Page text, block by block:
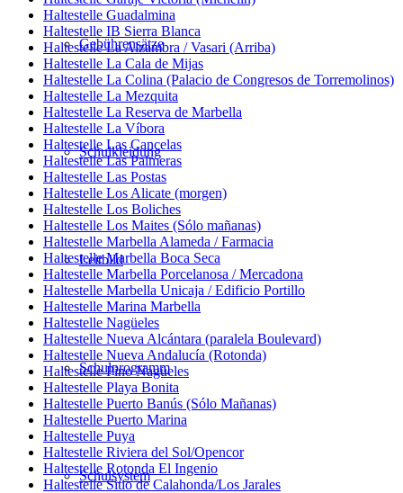
Gebührensätze
Schulkleidung
Leitbild
Schulprogramm
Schulsystem
Haltestelle Guadalmina
Haltestelle IB Sierra Blanca
Haltestelle La Alzambra / Vasari (Arriba)
Haltestelle La Cala de Mijas
Haltestelle La Colina (Palacio de Congresos de Torremolinos)
Haltestelle La Mezquita
Haltestelle La Reserva de Marbella
Haltestelle La Víbora
Haltestelle Las Cancelas
Haltestelle Las Palmeras
Haltestelle Las Postas
Haltestelle Los Alicate (morgen)
Haltestelle Los Boliches
Haltestelle Los Maites (Sólo mañanas)
Haltestelle Marbella Alameda / Farmacia
Haltestelle Marbella Boca Seca
Haltestelle Marbella Porcelanosa / Mercadona
Haltestelle Marbella Unicaja / Edificio Portillo
Haltestelle Marina Marbella
Haltestelle Nagüeles
Haltestelle Nueva Alcántara (paralela Boulevard)
Haltestelle Nueva Andalucía (Rotonda)
Haltestelle Pino Nagüeles
Haltestelle Playa Bonita
Haltestelle Puerto Banús (Sólo Mañanas)
Haltestelle Puerto Marina
Haltestelle Puya
Haltestelle Riviera del Sol/Opencor
Haltestelle Rotonda El Ingenio
Haltestelle Sitio de Calahonda/Los Jarales